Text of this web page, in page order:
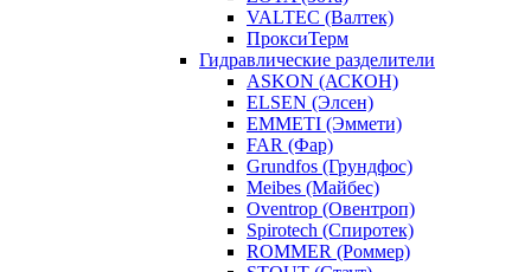
VALTEC (Валтек)
ПроксиТерм
Гидравлические разделители
ASKON (АСКОН)
ELSEN (Элсен)
EMMETI (Эммети)
FAR (Фар)
Grundfos (Грундфос)
Meibes (Майбес)
Oventrop (Овентроп)
Spirotech (Спиротек)
ROMMER (Роммер)